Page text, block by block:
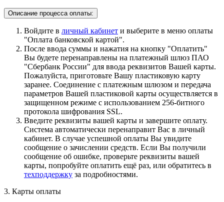
Описание процесса оплаты:
Войдите в личный кабинет и выберите в меню оплаты
"Оплата банковской картой".
После ввода суммы и нажатия на кнопку "Оплатить"
Вы будете перенаправлены на платежный шлюз ПАО
"Сбербанк России" для ввода реквизитов Вашей карты.
Пожалуйста, приготовьте Вашу пластиковую карту
заранее. Соединение с платежным шлюзом и передача
параметров Вашей пластиковой карты осуществляется в
защищенном режиме с использованием 256-битного
протокола шифрования SSL.
Введите реквизиты вашей карты и завершите оплату.
Система автоматически перенаправит Вас в личный
кабинет. В случае успешной оплаты Вы увидите
сообщение о зачислении средств. Если Вы получили
сообщение об ошибке, проверьте реквизиты вашей
карты, попробуйте оплатить ещё раз, или обратитесь в
техподдержку за подробностями.
3. Карты оплаты